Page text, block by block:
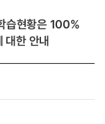
습현황은 100%
대한 안내